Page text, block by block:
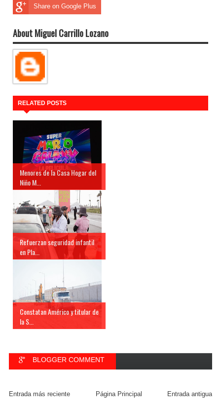
Share on Google Plus
About Miguel Carrillo Lozano
RELATED POSTS
Menores de la Casa Hogar del
Niño M...
Refuerzan seguridad infantil
en Pla...
Constatan Américo y titular de
la S...
BLOGGER COMMENT
Entrada más reciente Entrada antigua
Página Principal